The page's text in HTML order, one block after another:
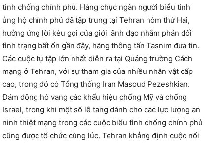
tình chống chính phủ. Hàng chục ngàn người biểu tình
ủng hộ chính phủ đã tập trung tại Tehran hôm thứ Hai,
hưởng ứng lời kêu gọi của giới lãnh đạo nhằm phản đối
tình trạng bất ổn gần đây, hãng thông tấn Tasnim đưa tin.
Các cuộc tụ tập lớn nhất diễn ra tại Quảng trường Cách
mạng ở Tehran, với sự tham gia của nhiều nhân vật cấp
cao, trong đó có Tổng thống Iran Masoud Pezeshkian.
Đám đông hô vang các khẩu hiệu chống Mỹ và chống
Israel, trong khi một số lễ tang dành cho các lực lượng an
ninh thiệt mạng trong các cuộc biểu tình chống chính phủ
cũng được tổ chức cùng lúc. Tehran khẳng định cuộc nổi